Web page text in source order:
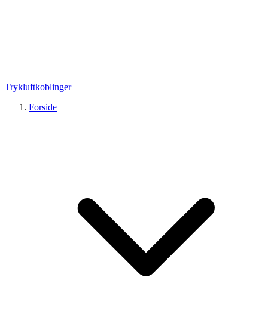
Trykluftkoblinger
Forside